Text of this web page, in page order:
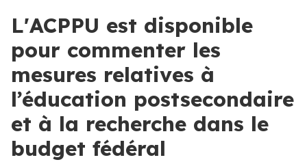
L'ACPPU est disponible
pour commenter les
mesures relatives à
l’éducation postsecondaire
et à la recherche dans le
budget fédéral